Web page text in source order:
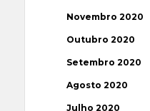
Novembro 2020
Outubro 2020
Setembro 2020
Agosto 2020
Julho 2020